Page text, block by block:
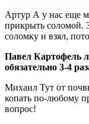
Артур А у нас еще
прикрыть соломой.
соломку и взял,
Павел Картофель
обязательно 3-4
Михаил Тут от
копать по-любому
вопрос!